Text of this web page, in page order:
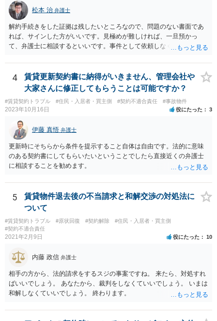
にとって不利な事実が隠されているという推認を働かせることに繋が
るリスクがあります（もちろん、争点と全く無関係な部分をマスキン
グ等することはありますが、それは手続戦略とは別の問題です）。 裁
判所は公平な第三者であり、調停委員会に与える心証も考慮する必要
があります。手続を有利に進めたいのであれば、証拠の出し方より
も、どのような反論でも対応できるように自身の主張をきちんと押さ
え、説得力のある説明と資料を用意することだと思います。 ただ、今
回提出を予定している資料がどのようなものであるのか、争点とどの
ような関係があるのか、なぜ調停を選択したのか等の個別事情によっ
て具体的なに採るべき手段は変わってくるため、上記はあくまで個別
事情を踏まえない一般論としてご理解いただき、本件でどのように対
応すべきであるかについては弁護士へ直接相談された方がよいと思い
ます。
松本 治 弁護士
解約手続きをした証拠は残したいところなので、問題のない書面であ
れば、サインした方がいいです。見極めが難しければ、一旦預かっ
て、弁護士に相談するといいです。事件として依頼しなくても、それ
4
賃貸更新契約書に納得がいきません、管理会社や
大家さんに修正してもらうことは可能ですか？
#賃貸契約トラブル #住民・入居者・買主側 #契約不適合責任 #事故物件
2023年10月16日 役にたった 3
伊藤 真悟 弁護士
更新時にそちらから条件を提示すること自体は自由です。法的に意味
のある契約書にしてもらいたいということでしたら直接近くの弁護士
に相談することを勧めます。
5
賃貸物件退去後の不当請求と和解交渉の対処法に
ついて
#賃貸契約トラブル #原状回復 #契約解除
#住民・入居者・買主側
#契約不適合責任
2021年2月9日 役にたった 10
内藤 政信 弁護士
相手の方から、法的請求をするスジの事案ですね。 来たら、対処すれ
ばいいでしょう。 あなたから、裁判をしなくていいでしょう。 いまは
和解しなくていいでしょう。 終わります。